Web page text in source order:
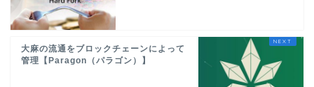
大麻の流通をブロックチェーンによって
管理【Paragon（パラゴン）】